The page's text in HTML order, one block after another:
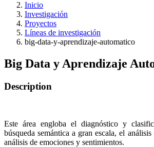
Inicio
Investigación
Proyectos
Líneas de investigación
big-data-y-aprendizaje-automatico
Big Data y Aprendizaje
Description
Este área engloba el diagnóstico y
búsqueda semántica a gran escala, el
análisis de emociones y sentimientos.